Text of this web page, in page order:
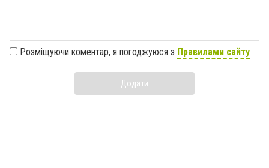
Розміщуючи коментар, я погоджуюся з Правилами сайту
Додати